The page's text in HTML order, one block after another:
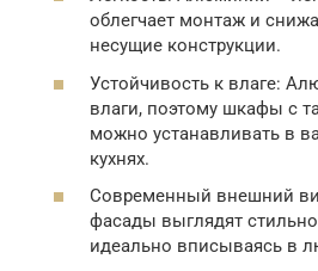
облегчает монтаж и
несущие конструкции.
Устойчивость к влаге:
влаги, поэтому шкафы с
можно устанавливать в
кухнях.
Современный внешний
фасады выглядят
идеально вписываясь в